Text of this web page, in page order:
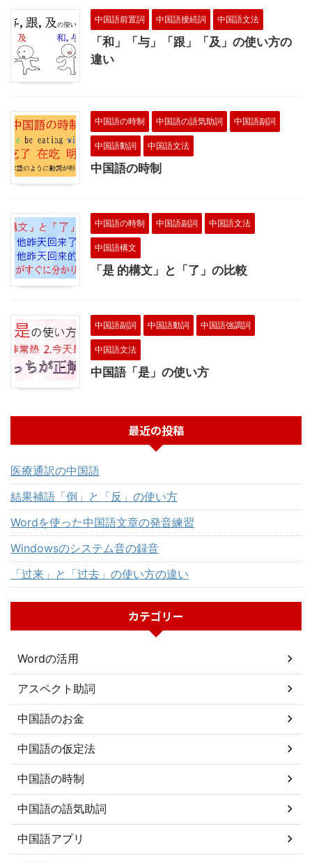
中国語前置詞 中国語接続詞 中国語文法
「和」「与」「跟」「及」の使い方の
違い
中国語の時制 中国語の語気助詞 中国語副詞
中国語動詞 中国語文法
中国語の時制
中国語の時制 中国語副詞 中国語文法
中国語構文
「是 的構文」と「了」の比較
中国語副詞 中国語動詞 中国語強調詞
中国語文法
中国語「是」の使い方
最近の投稿
医療通訳の中国語
結果補語「倒」と「反」の使い方
Wordを使った中国語文章の発音練習
Windowsのシステム音の録音
「过来」と「过去」の使い方の違い
カテゴリー
Wordの活用
アスペクト助詞
中国語のお金
中国語の仮定法
中国語の時制
中国語の語気助詞
中国語アプリ